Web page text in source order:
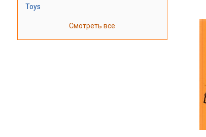
Toys
Смотреть все